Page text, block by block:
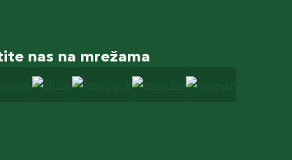
nas na mrežama